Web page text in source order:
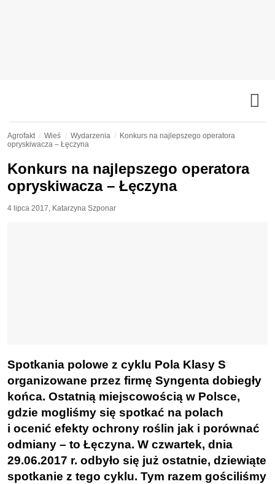
Agrofakt Wieś Wydarzenia
Konkurs na najlepszego operatora
opryskiwacza – Łęczyna
Konkurs na najlepszego operatora
opryskiwacza – Łęczyna
4 lipca 2017, Katarzyna Szponar
Spotkania polowe z cyklu Pola Klasy S
organizowane przez firmę Syngenta dobiegły
końca. Ostatnią miejscowością w Polsce,
gdzie mogliśmy się spotkać na polach
i ocenić efekty ochrony roślin jak i porównać
odmiany – to Łęczyna. W czwartek, dnia
29.06.2017 r. odbyło się już ostatnie, dziewiąte
spotkanie z tego cyklu. Tym razem gościliśmy